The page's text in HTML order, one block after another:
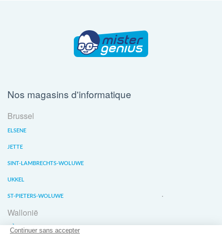
Nos magasins d'informatique
Brussel
ELSENE
JETTE
SINT-LAMBRECHTS-WOLUWE
UKKEL
ST-PIETERS-WOLUWE
Wallonië
LIÈGE